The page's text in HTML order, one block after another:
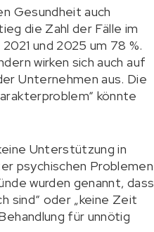
Gesundheit auch
die Zahl der Fälle im
und 2025 um 78 %.
wirken sich auch auf
Unternehmen aus. Die
könnte
Unterstützung in
psychischen Problemen
wurden genannt, dass
sind“ oder „keine Zeit
für unnötig